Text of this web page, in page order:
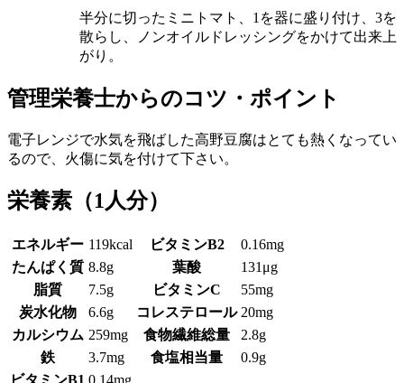
半分に切ったミニトマト、1を器に盛り付け、3を
散らし、ノンオイルドレッシングをかけて出来上
がり。
管理栄養士からのコツ・ポイント
電子レンジで水気を飛ばした高野豆腐はとても熱くなってい
るので、火傷に気を付けて下さい。
栄養素 （1人分）
エネルギー 119kcal ビタミンB2
0.16mg
たんぱく質 8.8g 葉酸
131μg
脂質
7.5g ビタミンC
55mg
炭水化物
6.6g コレステロール 20mg
カルシウム 259mg 食物繊維総量
2.8g
鉄
3.7mg 食塩相当量
0.9g